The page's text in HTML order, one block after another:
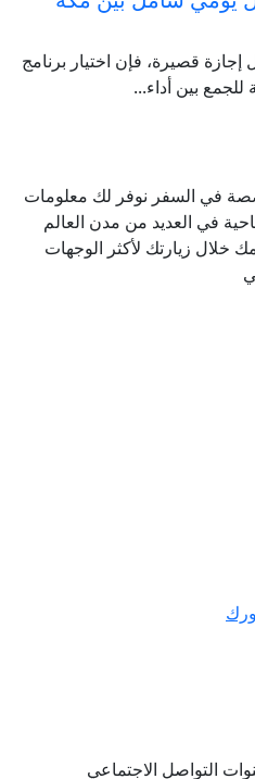
قصيرة، فإن اختيار برنامج
في السفر نوفر لك معلومات
في العديد من مدن العالم
خلال زيارتك لأكثر الوجهات
التواصل الاجتماعي